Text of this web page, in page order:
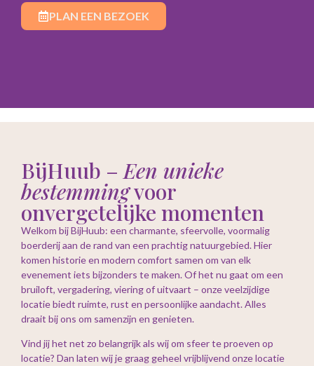
PLAN EEN BEZOEK
BijHuub –Een unieke
bestemmingvoor
onvergetelijke momenten
Welkom bij BijHuub: een charmante, sfeervolle, voormalig
boerderij aan de rand van een prachtig natuurgebied. Hier
komen historie en modern comfort samen om van elk
evenement iets bijzonders te maken. Of het nu gaat om een
bruiloft, vergadering, viering of uitvaart – onze veelzijdige
locatie biedt ruimte, rust en persoonlijke aandacht. Alles
draait bij ons om samenzijn en genieten.
Vind jij het net zo belangrijk als wij om sfeer te proeven op
locatie? Dan laten wij je graag geheel vrijblijvend onze locatie